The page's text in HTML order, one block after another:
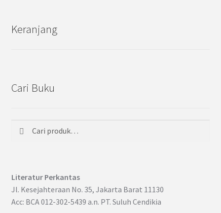
Keranjang
Cari Buku
Pencarian
Literatur Perkantas
Jl. Kesejahteraan No. 35, Jakarta Barat 11130
Acc: BCA 012-302-5439 a.n. PT. Suluh Cendikia